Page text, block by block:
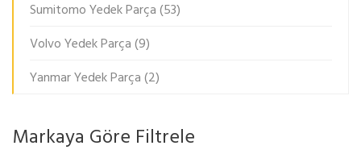
Sumitomo Yedek Parça(53)
Volvo Yedek Parça(9)
Yanmar Yedek Parça(2)
Markaya Göre Filtrele